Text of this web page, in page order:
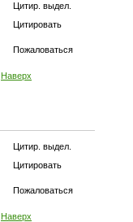
Цитир. выдел.
Цитировать
Пожаловаться
Наверх
Цитир. выдел.
Цитировать
Пожаловаться
Наверх